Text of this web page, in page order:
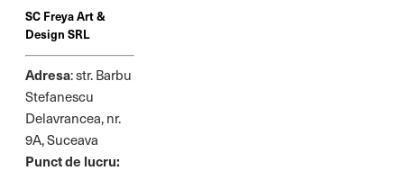
SC Freya Art &
Design SRL
Adresa: str. Barbu
Stefanescu
Delavrancea, nr.
9A, Suceava
Punct de lucru: